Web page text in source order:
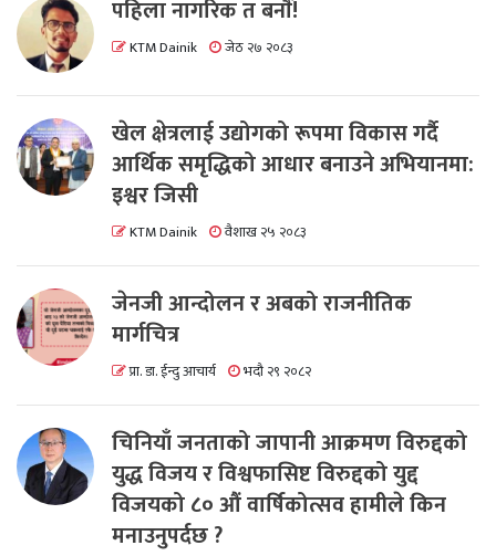
पहिला नागरिक त बनाैं!
KTM Dainik जेठ २७ २०८३
खेल क्षेत्रलाई उद्योगको रूपमा विकास गर्दै
आर्थिक समृद्धिको आधार बनाउने अभियानमा:
इश्वर जिसी
KTM Dainik वैशाख २५ २०८३
जेनजी आन्दोलन र अबको राजनीतिक
मार्गचित्र
प्रा. डा. ईन्दु आचार्य भदौ २९ २०८२
चिनियाँ जनताको जापानी आक्रमण विरुद्दको
युद्ध विजय र विश्वफासिष्ट विरुद्दको युद्द
विजयको ८० औं वार्षिकोत्सव हामीले किन
मनाउनुपर्दछ ?